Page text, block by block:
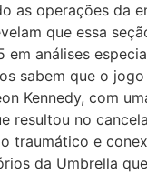
as operações da
que essa
análises
sabem que o
Kennedy, com
resultou no
traumático e
da Umbrella